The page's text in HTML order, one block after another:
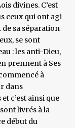
divines. C’est
ceux qui ont agi
de sa séparation
se sont
: les anti-Dieu,
prennent à Ses
à
dans
c’est ainsi que
livrés à la
début du